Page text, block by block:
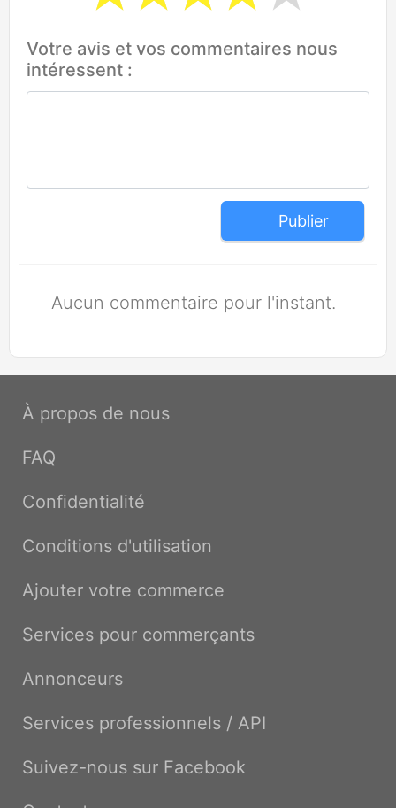
Votre avis et vos commentaires nous
intéressent :
Publier
Aucun commentaire pour l'instant.
À propos de nous
FAQ
Confidentialité
Conditions d'utilisation
Ajouter votre commerce
Services pour commerçants
Annonceurs
Services professionnels / API
Suivez-nous sur Facebook